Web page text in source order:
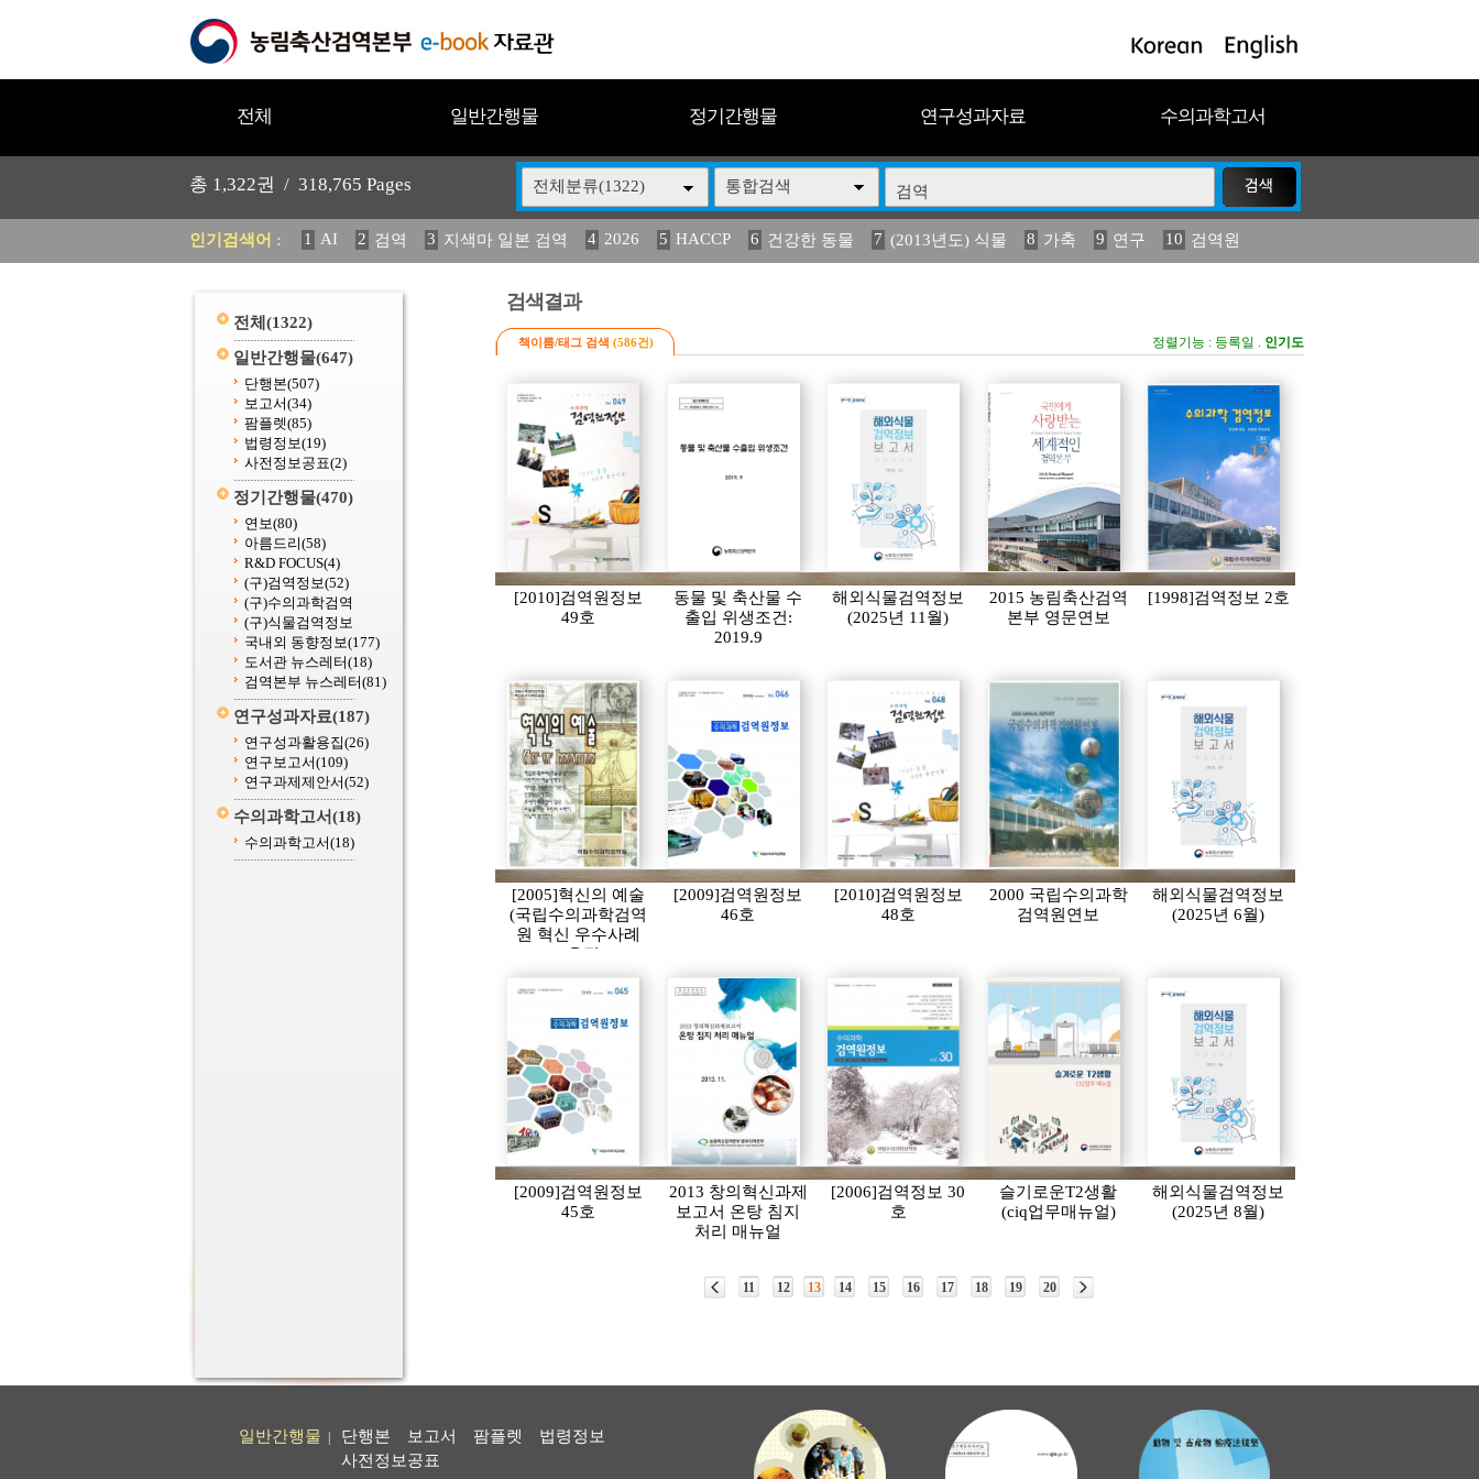
전체 일반간행물 정기간행물 연구성과자료 수의과학고서
총 1,322권 / 318,765 Pages 전체분류(1322) 통합검색
인기검색어 : 1 AI 2 검역 3 지색마 일본 검역 4 2026 5 HACCP 6 건강한 동물 7 (2013년도) 식물 8 가축 9 연구 10 검역원
11 2025 12 중독성 식물 도감 13 媛 異 14 (2013년도) 식 15 구제역 16 관리 17 연보 18 2023 19 농림수산
전체 (1322)
일반간행물(647)
단행본(507)
보고서(34)
팜플렛(85)
법령정보(19)
사전정보공표(2)
정기간행물(470)
연보(80)
아름드리(58)
R&D FOCUS(4)
(구)검역정보(52)
(구)수의과학검역
(구)식물검역정보
국내외 동향정보(177)
도서관 뉴스레터(18)
검역본부 뉴스레터(81)
연구성과자료(187)
연구성과활용집(26)
연구보고서(109)
연구과제제안서(52)
수의과학고서(18)
수의과학고서(18)
검색결과
책이름/태그 검색 (586건) 정렬기능 : 등록일 . 인기도
[2010]검역원정보
49호
동물 및 축산물 수
출입 위생조건:
2019.9
해외식물검역정보
(2025년 11월)
2015 농림축산검역
본부 영문연보
[1998]검역정보 2호
[2005]혁신의 예술
(국립수의과학검역
원 혁신 우수사례
모음집)
[2009]검역원정보
46호
[2010]검역원정보
48호
2000 국립수의과학
검역원연보
해외식물검역정보
(2025년 6월)
[2009]검역원정보
45호
2013 창의혁신과제
보고서 온탕 침지
처리 매뉴얼
[2006]검역정보 30
호
슬기로운T2생활
(ciq업무매뉴얼)
해외식물검역정보
(2025년 8월)
11 12 13 14 15 16 17 18 19 20
일반간행물 단행본 보고서 팜플렛
법령정보
사전정보공표